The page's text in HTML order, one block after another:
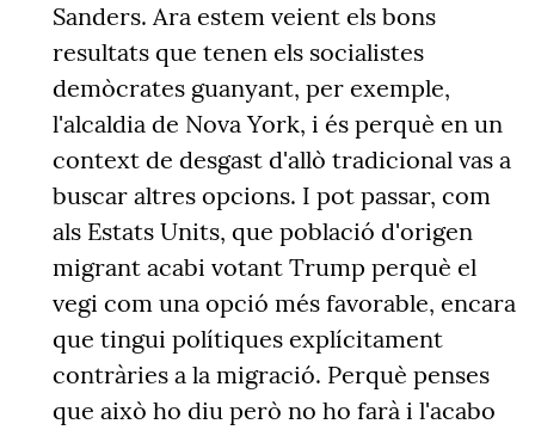
Sanders. Ara estem veient els bons
resultats que tenen els socialistes
demòcrates guanyant, per exemple,
l'alcaldia de Nova York, i és perquè en un
context de desgast d'allò tradicional vas a
buscar altres opcions. I pot passar, com
als Estats Units, que població d'origen
migrant acabi votant Trump perquè el
vegi com una opció més favorable, encara
que tingui polítiques explícitament
contràries a la migració. Perquè penses
que això ho diu però no ho farà i l'acabo